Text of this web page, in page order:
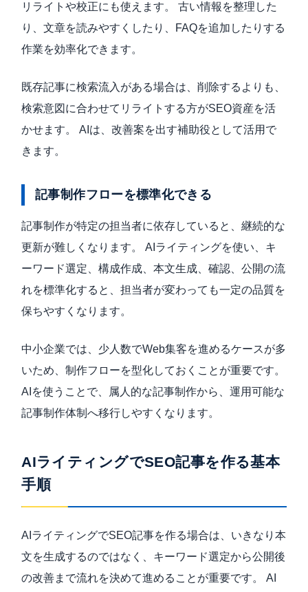
リライトや校正にも使えます。 古い情報を整理した
り、文章を読みやすくしたり、FAQを追加したりする
作業を効率化できます。
既存記事に検索流入がある場合は、削除するよりも、
検索意図に合わせてリライトする方がSEO資産を活
かせます。 AIは、改善案を出す補助役として活用で
きます。
記事制作フローを標準化できる
記事制作が特定の担当者に依存していると、継続的な
更新が難しくなります。 AIライティングを使い、キ
ーワード選定、構成作成、本文生成、確認、公開の流
れを標準化すると、担当者が変わっても一定の品質を
保ちやすくなります。
中小企業では、少人数でWeb集客を進めるケースが多
いため、制作フローを型化しておくことが重要です。
AIを使うことで、属人的な記事制作から、運用可能な
記事制作体制へ移行しやすくなります。
AIライティングでSEO記事を作る基本
手順
AIライティングでSEO記事を作る場合は、いきなり本
文を生成するのではなく、キーワード選定から公開後
の改善まで流れを決めて進めることが重要です。 AI